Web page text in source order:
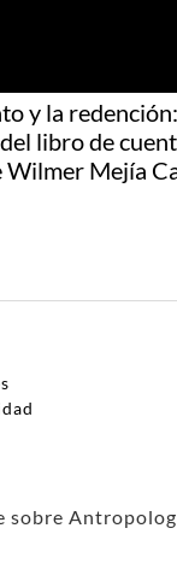
y la
libro de
Wilmer Mejía
sobre